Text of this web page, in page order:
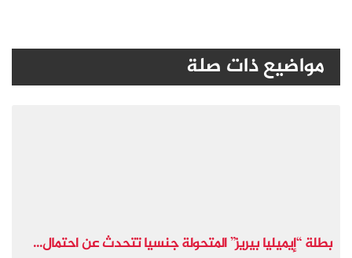
مواضيع ذات صلة
بطلة “إيميليا بيريز” المتحولة جنسيا تتحدث عن احتمال...